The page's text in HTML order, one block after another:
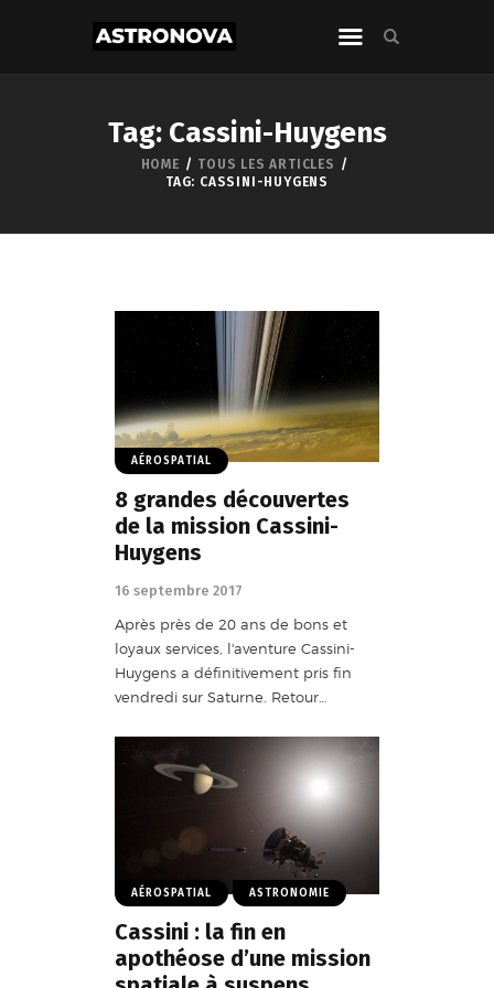
Tag: Cassini-Huygens
HOME
TOUS LES ARTICLES
TAG: CASSINI-HUYGENS
AÉROSPATIAL
8 grandes découvertes
de la mission Cassini-
Huygens
16 septembre 2017
Après près de 20 ans de bons et
loyaux services, l'aventure Cassini-
Huygens a définitivement pris fin
vendredi sur Saturne. Retour…
AÉROSPATIAL ASTRONOMIE
Cassini : la fin en
apothéose d’une mission